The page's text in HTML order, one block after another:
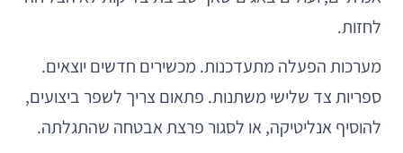
לחזות.
מערכות הפעלה מתעדכנות. מכשירים חדשים יוצאים.
ספריות צד שלישי משתנות. פתאום צריך לשפר ביצועים,
להוסיף אנליטיקה, או לסגור פרצת אבטחה שהתגלתה.